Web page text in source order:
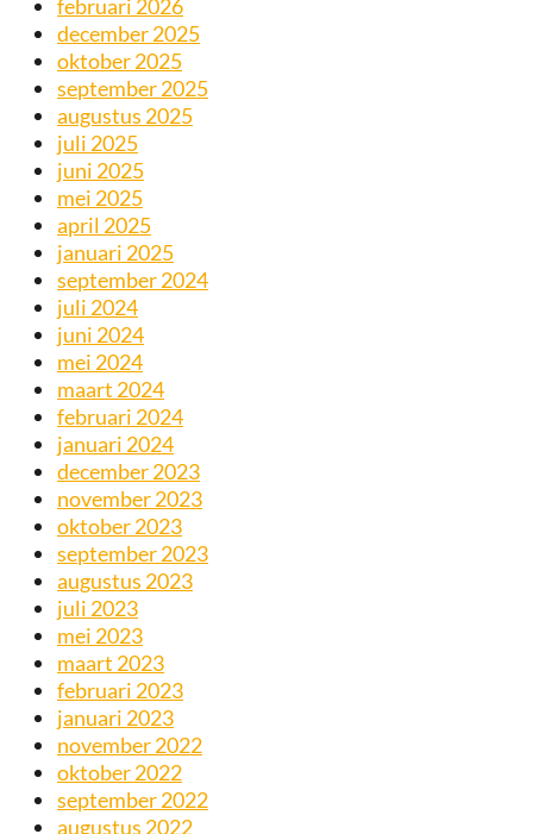
februari 2026
december 2025
oktober 2025
september 2025
augustus 2025
juli 2025
juni 2025
mei 2025
april 2025
januari 2025
september 2024
juli 2024
juni 2024
mei 2024
maart 2024
februari 2024
januari 2024
december 2023
november 2023
oktober 2023
september 2023
augustus 2023
juli 2023
mei 2023
maart 2023
februari 2023
januari 2023
november 2022
oktober 2022
september 2022
augustus 2022